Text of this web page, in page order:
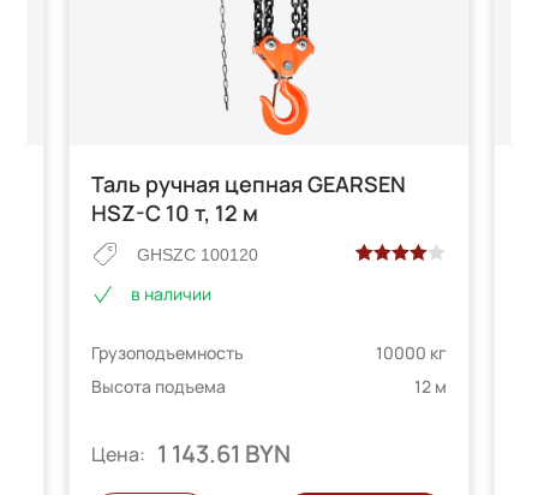
Таль ручная цепная GEARSEN
HSZ-C 10 т, 12 м
GHSZC 100120
опроса
пользователей
в наличии
Грузоподъемность
10000 кг
Высота подъема
12 м
Цена: 1 143.61 BYN